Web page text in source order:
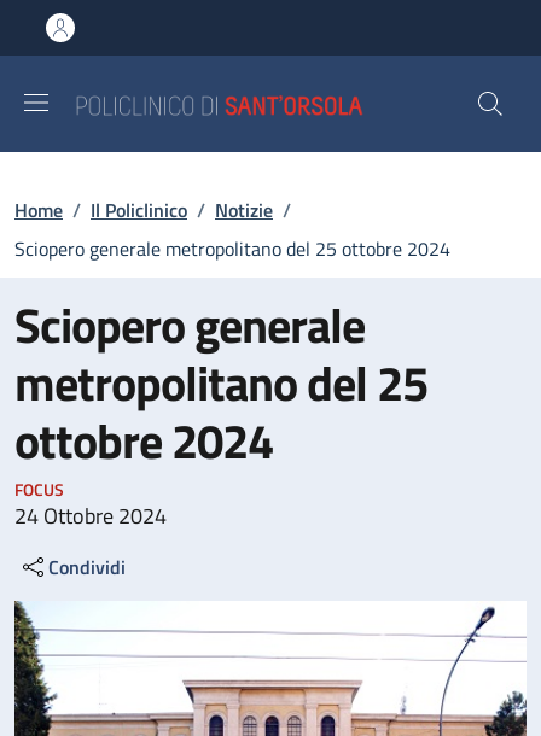
al contenuto principale
to footer content
Briciole di pane
Home / Il Policlinico / Notizie /
Sciopero generale metropolitano del 25 ottobre 2024
Sciopero generale
metropolitano del 25
ottobre 2024
FOCUS
24 Ottobre 2024
Condividi